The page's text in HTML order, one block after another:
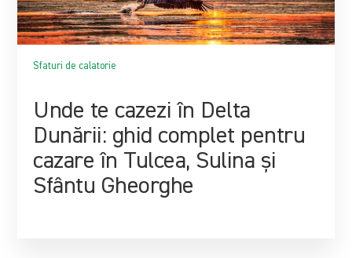
Sfaturi de calatorie
Unde te cazezi în Delta
Dunării: ghid complet pentru
cazare în Tulcea, Sulina și
Sfântu Gheorghe